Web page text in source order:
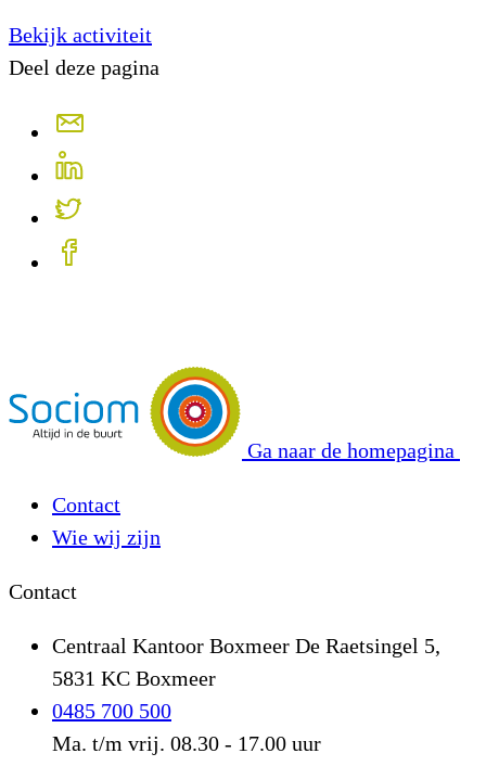
Bekijk activiteit
Deel deze pagina
Ga naar de homepagina
Contact
Wie wij zijn
Contact
Centraal Kantoor Boxmeer De Raetsingel 5,
5831 KC Boxmeer
0485 700 500
Ma. t/m vrij. 08.30 - 17.00 uur